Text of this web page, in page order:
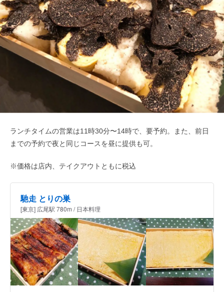
ランチタイムの営業は11時30分〜14時で、要予約。また、前日
までの予約で夜と同じコースを昼に提供も可。
※価格は店内、テイクアウトともに税込
馳走 とりの巣
[東京] 広尾駅 780m / 日本料理